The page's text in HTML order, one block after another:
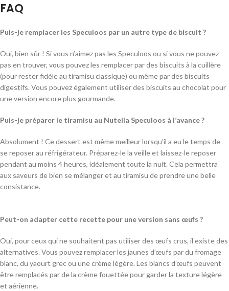
FAQ
Puis-je remplacer les Speculoos par un autre type de biscuit ?
Oui, bien sûr ! Si vous n’aimez pas les Speculoos ou si vous ne pouvez
pas en trouver, vous pouvez les remplacer par des biscuits à la cuillère
(pour rester fidèle au tiramisu classique) ou même par des biscuits
digestifs. Vous pouvez également utiliser des biscuits au chocolat pour
une version encore plus gourmande.
Puis-je préparer le tiramisu au Nutella Speculoos à l’avance ?
Absolument ! Ce dessert est même meilleur lorsqu’il a eu le temps de
se reposer au réfrigérateur. Préparez-le la veille et laissez-le reposer
pendant au moins 4 heures, idéalement toute la nuit. Cela permettra
aux saveurs de bien se mélanger et au tiramisu de prendre une belle
consistance.
Peut-on adapter cette recette pour une version sans œufs ?
Oui, pour ceux qui ne souhaitent pas utiliser des œufs crus, il existe des
alternatives. Vous pouvez remplacer les jaunes d’œufs par du fromage
blanc, du yaourt grec ou une crème légère. Les blancs d’œufs peuvent
être remplacés par de la crème fouettée pour garder la texture légère
et aérienne.